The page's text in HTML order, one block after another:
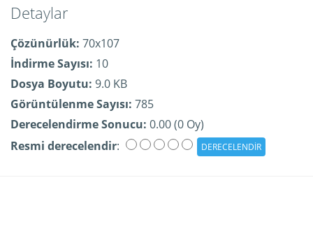
Detaylar
Çözünürlük: 70x107
İndirme Sayısı: 10
Dosya Boyutu: 9.0 KB
Görüntülenme Sayısı: 785
Derecelendirme Sonucu: 0.00 (0 Oy)
Resmi derecelendir: